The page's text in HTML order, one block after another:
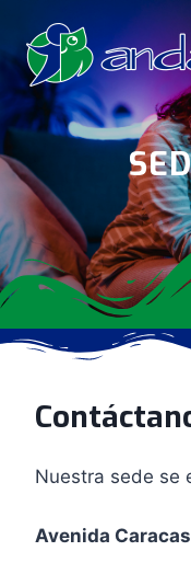
contenido
Nuestra sede se
Avenida